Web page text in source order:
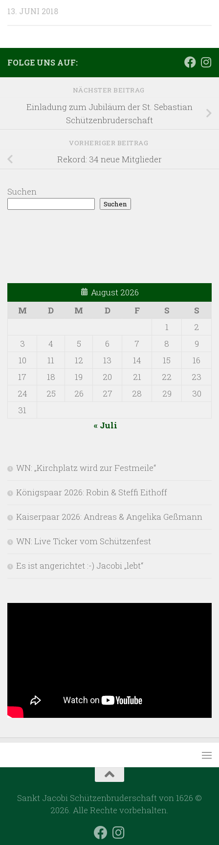
13. JUNI 2018
FOLGE UNS AUF:
NÄCHSTER BEITRAG
Einladung zum Jubiläum der St. Sebastian
Schützenbruderschaft
VORHERIGER BEITRAG
Rekord: 34 neue Mitglieder
Suchen
Suchen
August 2026
M
D M D F S
S
1
2
3
4 5 6 7 8
9
10
11 12 13 14 15
16
17
18 19 20 21 22
23
24
25 26 27 28 29
30
31
« Juli
WN: „Kirchplatz wird zur Festmeile“
Königspaar 2026: Robin & Steffi Eithoff
Kaiserpaar 2026: Andreas & Angelika Geßmann
WN: Live Ticker vom Schützenfest
Es ist angerichtet :-) Jacobi „lebt“
Sankt Jacobi Schützenbruderschaft von 1626 ©
2026. Alle Rechte vorbehalten.